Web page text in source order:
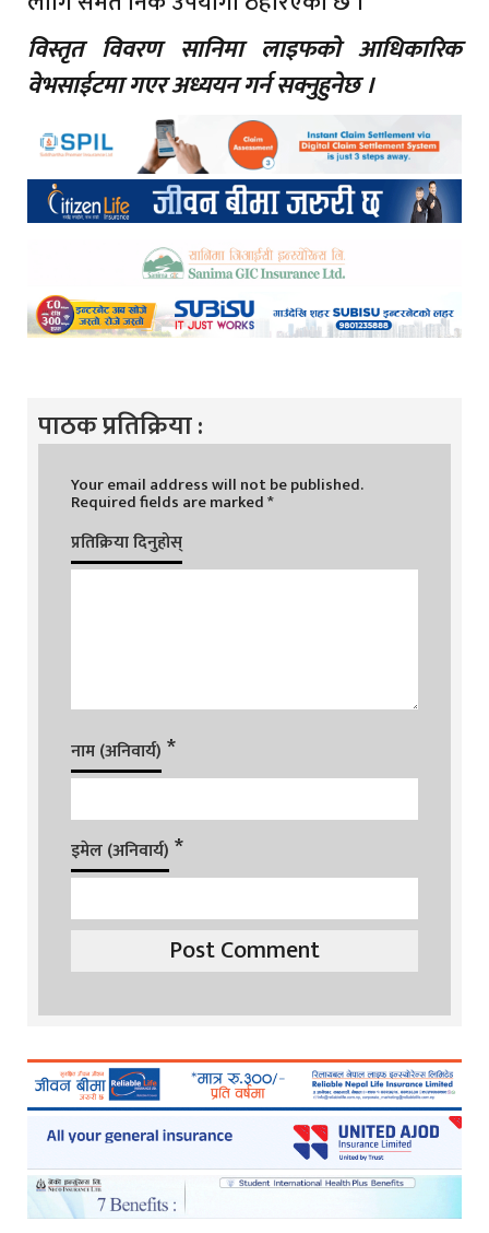
विस्तृत विवरण सानिमा लाइफको आधिकारिक
वेभसाईटमा गएर अध्ययन गर्न सक्नुहुनेछ ।
पाठक प्रतिक्रिया :
Your email address will not be published.
Required fields are marked*
प्रतिक्रिया दिनुहोस्
नाम (अनिवार्य) *
इमेल (अनिवार्य) *